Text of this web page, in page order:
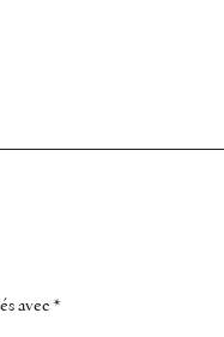
avec *